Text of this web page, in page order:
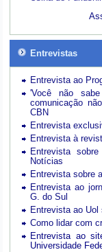
Entrevistas
Entrevista ao
'Você não
comunicação
CBN
Entrevista
Entrevista à
Entrevista
Notícias
Entrevista sobre
Entrevista ao
G. do Sul
Entrevista ao
Como lidar com
Entrevista ao
Universidade